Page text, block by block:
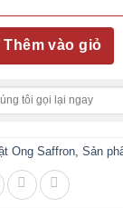
và đông trùng
Thêm vào giỏ
Ong Saffron Sản